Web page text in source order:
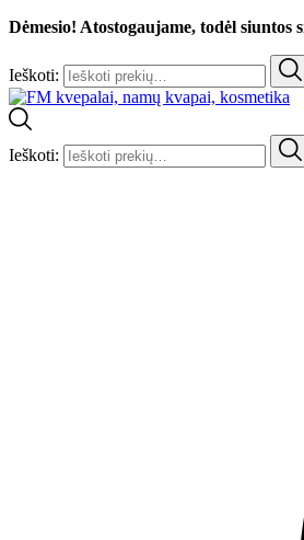
Dėmesio! Atostogaujame, todėl
Ieškoti:
Ieškoti: